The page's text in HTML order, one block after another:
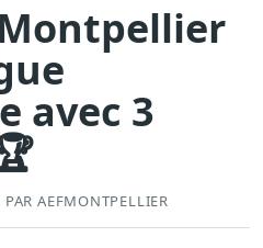
avec 3
AEFMONTPELLIER